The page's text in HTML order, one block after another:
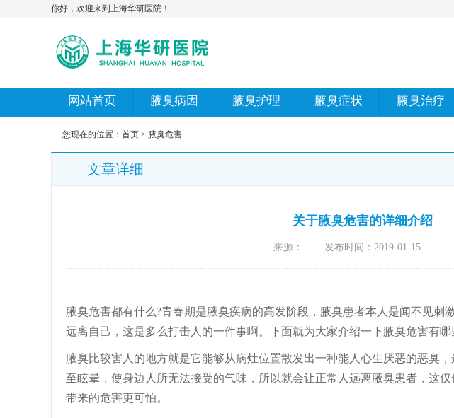
你好，欢迎来到上海华研医院！
网站首页 腋臭病因 腋臭护理 腋臭症状 腋臭治疗
您现在的位置： 首页 > 腋臭危害
文章详细
关于腋臭危害的详细介绍
来源： 发布时间：2019-01-15
腋臭危害都有什么?青春期是腋臭疾病的高发阶段，腋臭患者本人是闻不见刺
远离自己，这是多么打击人的一件事啊。下面就为大家介绍一下腋臭危害有哪
腋臭比较害人的地方就是它能够从病灶位置散发出一种能人心生厌恶的恶臭
至眩晕，使身边人所无法接受的气味，所以就会让正常人远离腋臭患者，这
带来的危害更可怕。